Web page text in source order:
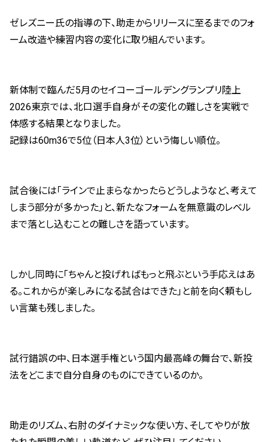
ゼレズニー氏の指導の下、助走からリリースに至るまでのフォ
ーム改造や練習内容の変化に取り組んでいます。
新体制で臨んだ5月のセイコーゴールデングランプリ陸上
2026東京では、北口選手自身がその変化の難しさを実戦で
体感する結果となりました。
記録は60m36で5位（日本人3位）という悔しい順位。
試合後には「ラインで止まらなかったらどうしようなど、考えて
しまう部分が多かった」と、新たなフォームを無意識のレベル
まで落とし込むことの難しさを語っています。
しかし同時に「ちゃんと投げればもっと飛ぶという手応えはあ
る。これからが楽しみになる試合はできた」と前を向く頼もし
い言葉も残しました。
試行錯誤の中、日本選手権という国内最高峰の舞台で、新投
法をどこまで自分自身のものにできているのか。
助走のリズム、右肘のダイナミックな使い方、そしてやりが放